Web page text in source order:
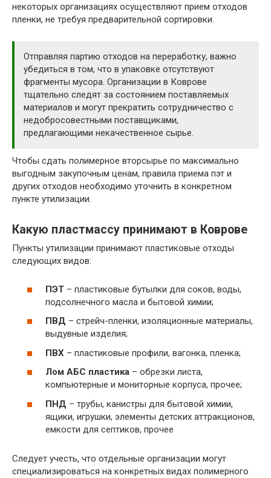
некоторых организациях осуществляют прием отходов
пленки, не требуя предварительной сортировки.
Отправляя партию отходов на переработку, важно
убедиться в том, что в упаковке отсутствуют
фрагменты мусора. Организации в Коврове
тщательно следят за состоянием поставляемых
материалов и могут прекратить сотрудничество с
недобросовестными поставщиками,
предлагающими некачественное сырье.
Чтобы сдать полимерное вторсырье по максимально
выгодным закупочным ценам, правила приема пэт и
других отходов необходимо уточнить в конкретном
пункте утилизации.
Какую пластмассу принимают в Коврове
Пункты утилизации принимают пластиковые отходы
следующих видов:
ПЭТ – пластиковые бутылки для соков, воды,
подсолнечного масла и бытовой химии;
ПВД – стрейч-пленки, изоляционные материалы,
выдувные изделия;
ПВХ – пластиковые профили, вагонка, пленка;
Лом АБС пластика – обрезки листа,
компьютерные и мониторные корпуса, прочее;
ПНД – трубы, канистры для бытовой химии,
ящики, игрушки, элементы детских аттракционов,
емкости для септиков, прочее
Следует учесть, что отдельные организации могут
специализироваться на конкретных видах полимерного